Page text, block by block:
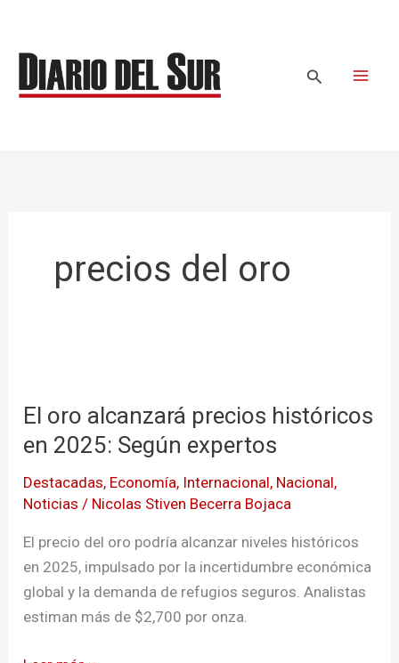
contenido
Buscar
precios del oro
El oro alcanzará precios históricos
en 2025: Según expertos
Destacadas, Economía, Internacional, Nacional,
Noticias / Nicolas Stiven Becerra Bojaca
El precio del oro podría alcanzar niveles históricos
en 2025, impulsado por la incertidumbre económica
global y la demanda de refugios seguros. Analistas
estiman más de $2,700 por onza.
alcanzará
precios
en
2025:
Según
expertos